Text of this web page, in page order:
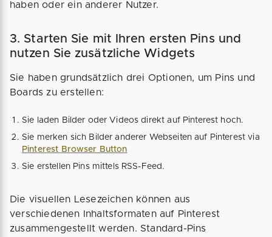
haben oder ein anderer Nutzer.
3. Starten Sie mit Ihren ersten Pins und
nutzen Sie zusätzliche Widgets
Sie haben grundsätzlich drei Optionen, um Pins und
Boards zu erstellen:
Sie laden Bilder oder Videos direkt auf Pinterest hoch.
Sie merken sich Bilder anderer Webseiten auf Pinterest via
Pinterest Browser Button
Sie erstellen Pins mittels RSS-Feed.
Die visuellen Lesezeichen können aus
verschiedenen Inhaltsformaten auf Pinterest
zusammengestellt werden. Standard-Pins